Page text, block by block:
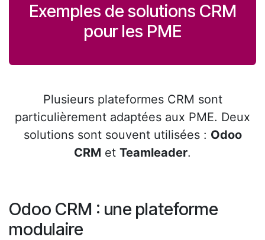
Exemples de solutions CRM
pour les PME
Plusieurs plateformes CRM sont
particulièrement adaptées aux PME. Deux
solutions sont souvent utilisées : Odoo
CRM et Teamleader.
Odoo CRM : une plateforme
modulaire